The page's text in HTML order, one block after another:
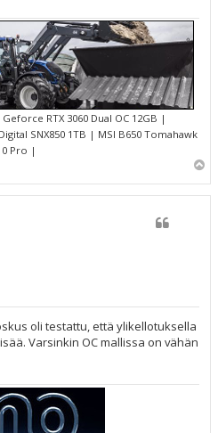
RTX 3060 Dual OC 12GB |
SNX850 1TB | MSI B650 Tomahawk
Pro |
ö
oli testattu, että ylikellotuksella
Varsinkin OC mallissa on vähän